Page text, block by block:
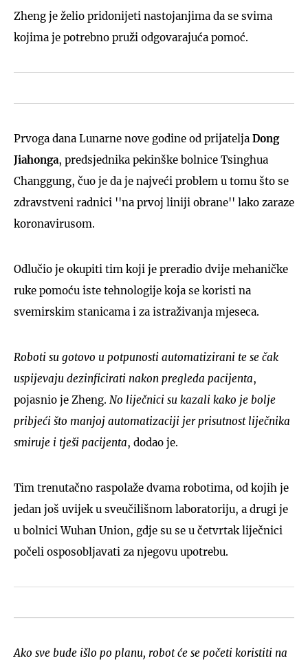
Zheng je želio pridonijeti nastojanjima da se svima
kojima je potrebno pruži odgovarajuća pomoć.
Prvoga dana Lunarne nove godine od prijatelja Dong
Jiahonga, predsjednika pekinške bolnice Tsinghua
Changgung, čuo je da je najveći problem u tomu što se
zdravstveni radnici ''na prvoj liniji obrane'' lako zaraze
koronavirusom.
Odlučio je okupiti tim koji je preradio dvije mehaničke
ruke pomoću iste tehnologije koja se koristi na
svemirskim stanicama i za istraživanja mjeseca.
Roboti su gotovo u potpunosti automatizirani te se čak
uspijevaju dezinficirati nakon pregleda pacijenta,
pojasnio je Zheng. No liječnici su kazali kako je bolje
pribjeći što manjoj automatizaciji jer prisutnost liječnika
smiruje i tješi pacijenta, dodao je.
Tim trenutačno raspolaže dvama robotima, od kojih je
jedan još uvijek u sveučilišnom laboratoriju, a drugi je
u bolnici Wuhan Union, gdje su se u četvrtak liječnici
počeli osposobljavati za njegovu upotrebu.
Ako sve bude išlo po planu, robot će se početi koristiti na